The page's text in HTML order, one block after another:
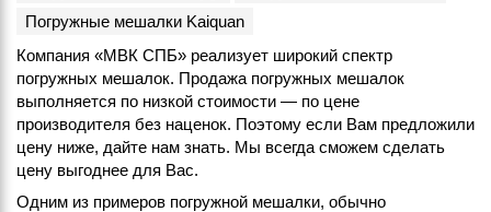
Погружные мешалки Kaiquan
Компания «МВК СПБ» реализует широкий спектр
погружных мешалок. Продажа погружных мешалок
выполняется по низкой стоимости — по цене
производителя без наценок. Поэтому если Вам предложили
цену ниже, дайте нам знать. Мы всегда сможем сделать
цену выгоднее для Вас.
Одним из примеров погружной мешалки, обычно